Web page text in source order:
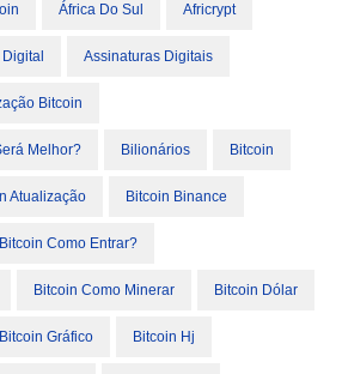
África Do Sul Africrypt
Assinaturas Digitais
Bitcoin
Melhor? Bilionários Bitcoin
Atualização Bitcoin Binance
Bitcoin Como Entrar?
Bitcoin Como Minerar Bitcoin Dólar
Bitcoin Gráfico Bitcoin Hj